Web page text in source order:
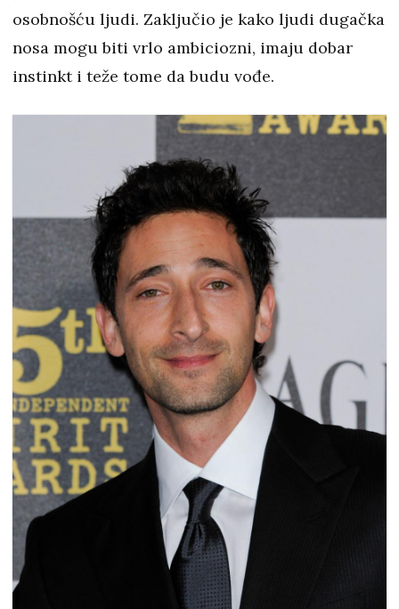
osobnošću ljudi. Zaključio je kako ljudi dugačka
nosa mogu biti vrlo ambiciozni, imaju dobar
instinkt i teže tome da budu vođe.